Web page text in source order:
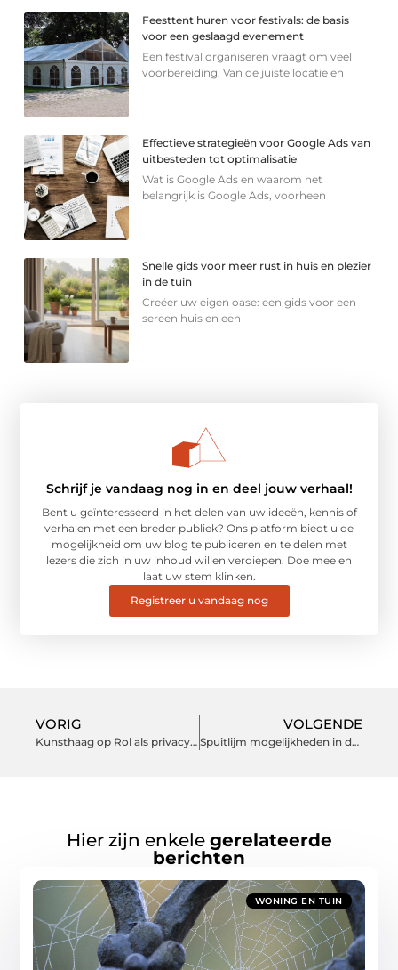
Feesttent huren voor festivals: de basis
voor een geslaagd evenement
Een festival organiseren vraagt om veel
voorbereiding. Van de juiste locatie en
Effectieve strategieën voor Google Ads van
uitbesteden tot optimalisatie
Wat is Google Ads en waarom het
belangrijk is Google Ads, voorheen
Snelle gids voor meer rust in huis en plezier
in de tuin
Creëer uw eigen oase: een gids voor een
sereen huis en een
Schrijf je vandaag nog in en deel jouw verhaal!
Bent u geïnteresseerd in het delen van uw ideeën, kennis of
verhalen met een breder publiek? Ons platform biedt u de
mogelijkheid om uw blog te publiceren en te delen met
lezers die zich in uw inhoud willen verdiepen. Doe mee en
laat uw stem klinken.
Registreer u vandaag nog
VORIG
Kunsthaag op Rol als privacyscherm voor tuin, terras, camping of balkon
VOLGENDE
Spuitlijm mogelijkheden in de bouw
Hier zijn enkele gerelateerde
berichten
WONING EN TUIN